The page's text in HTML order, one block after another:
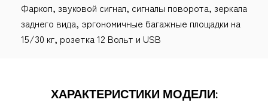
Фаркоп, звуковой сигнал, сигналы поворота, зеркала
заднего вида, эргономичные багажные площадки на
15/30 кг, розетка 12 Вольт и USB
ХАРАКТЕРИСТИКИ МОДЕЛИ: